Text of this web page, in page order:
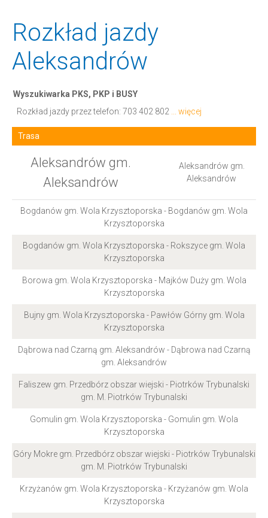
Rozkład jazdy
Aleksandrów
Wyszukiwarka PKS, PKP i BUSY
Rozkład jazdy przez telefon: 703 402 802 ... więcej
Trasa
Aleksandrów gm.
Aleksandrów
Aleksandrów gm.
Aleksandrów
Bogdanów gm. Wola Krzysztoporska - Bogdanów gm. Wola
Krzysztoporska
Bogdanów gm. Wola Krzysztoporska - Rokszyce gm. Wola
Krzysztoporska
Borowa gm. Wola Krzysztoporska - Majków Duży gm. Wola
Krzysztoporska
Bujny gm. Wola Krzysztoporska - Pawłów Górny gm. Wola
Krzysztoporska
Dąbrowa nad Czarną gm. Aleksandrów - Dąbrowa nad Czarną
gm. Aleksandrów
Faliszew gm. Przedbórz obszar wiejski - Piotrków Trybunalski
gm. M. Piotrków Trybunalski
Gomulin gm. Wola Krzysztoporska - Gomulin gm. Wola
Krzysztoporska
Góry Mokre gm. Przedbórz obszar wiejski - Piotrków Trybunalski
gm. M. Piotrków Trybunalski
Krzyżanów gm. Wola Krzysztoporska - Krzyżanów gm. Wola
Krzysztoporska